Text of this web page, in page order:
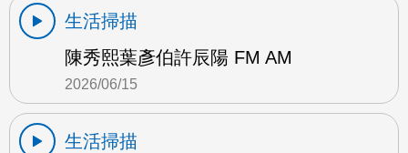
生活掃描
陳秀熙葉彥伯許辰陽 FM AM
2026/06/15
生活掃描